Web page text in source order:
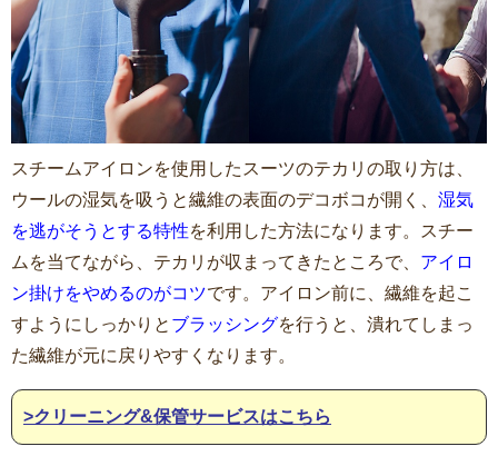
スチームアイロンを使用したスーツのテカリの取り方は、
ウールの湿気を吸うと繊維の表面のデコボコが開く、 湿気
を逃がそうとする特性を利用した方法になります。スチー
ムを当てながら、テカリが収まってきたところで、 アイロ
ン掛けをやめるのがコツです。アイロン前に、繊維を起こ
すようにしっかりと ブラッシングを行うと、潰れてしまっ
た繊維が元に戻りやすくなります。
>クリーニング&保管サービスはこちら